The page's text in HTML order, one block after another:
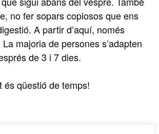
no fer sopars copiosos que ens
A partir d’aquí, només
majoria de persones s’adapten
de 3 i 7 dies.
és qüestió de temps!